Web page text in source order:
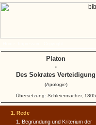
1. Rede
1. Begründung und Kriterium der
Platon
-
Des Sokrates Verteidigung
(Apologie)
Übersetzung: Schleiermacher, 1805